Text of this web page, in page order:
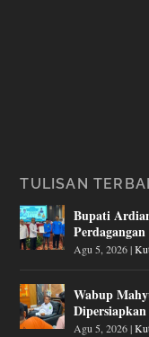
TULISAN
Bupati
Agu 5, 2026|
Wabup
Agu 5, 2026|